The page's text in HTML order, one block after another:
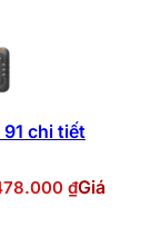
chi tiết
₫Giá